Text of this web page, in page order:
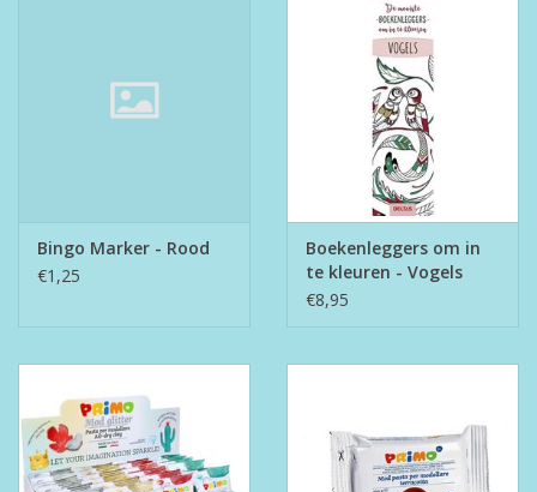
Bingo Marker - Rood
€1,25
Boekenleggers om in
te kleuren - Vogels
€8,95